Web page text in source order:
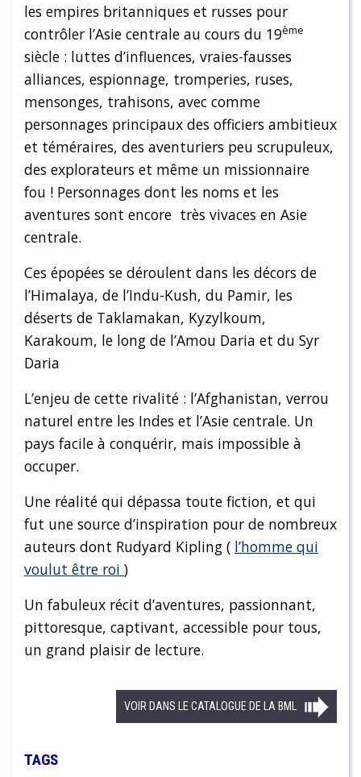
les empires britanniques et russes pour
contrôler l’Asie centrale au cours du 19ème
siècle : luttes d’influences, vraies-fausses
alliances, espionnage, tromperies, ruses,
mensonges, trahisons, avec comme
personnages principaux des officiers ambitieux
et téméraires, des aventuriers peu scrupuleux,
des explorateurs et même un missionnaire
fou ! Personnages dont les noms et les
aventures sont encore très vivaces en Asie
centrale.
Ces épopées se déroulent dans les décors de
l’Himalaya, de l’Indu-Kush, du Pamir, les
déserts de Taklamakan, Kyzylkoum,
Karakoum, le long de l’Amou Daria et du Syr
Daria
L’enjeu de cette rivalité : l’Afghanistan, verrou
naturel entre les Indes et l’Asie centrale. Un
pays facile à conquérir, mais impossible à
occuper.
Une réalité qui dépassa toute fiction, et qui
fut une source d’inspiration pour de nombreux
auteurs dont Rudyard Kipling ( l’homme qui
voulut être roi )
Un fabuleux récit d’aventures, passionnant,
pittoresque, captivant, accessible pour tous,
un grand plaisir de lecture.
VOIR DANS LE CATALOGUE DE LA BML
TAGS